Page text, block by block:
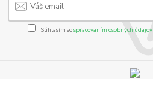
Súhlasím sospracovaním osobných údajov